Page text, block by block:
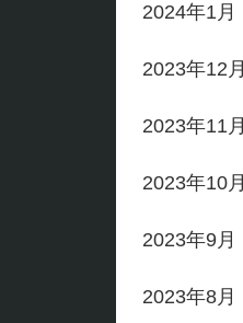
2024年1月
2023年12月
2023年11月
2023年10月
2023年9月
2023年8月